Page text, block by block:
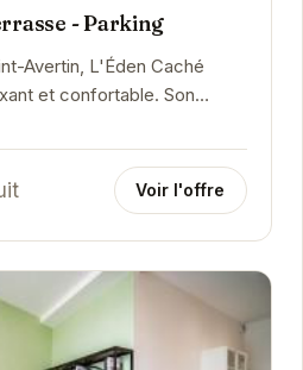
- Parking
Avertin, L'Éden Caché
et confortable. Son
offre un accès facile aux...
Voir l'offre